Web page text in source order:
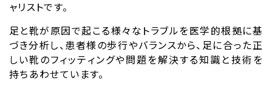
ャリストです。
足と靴が原因で起こる様々なトラブルを医学的根拠に基
づき分析し、患者様の歩行やバランスから、足に合った正
しい靴のフィッティングや問題を解決する知識と技術を
持ちあわせています。